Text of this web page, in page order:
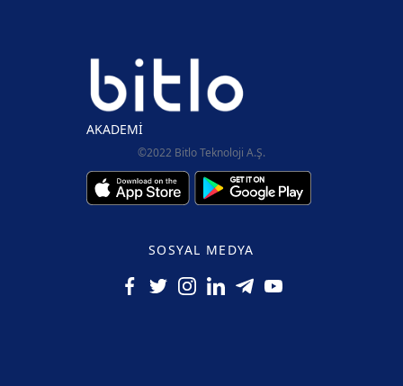
AKADEMİ
©2022 Bitlo Teknoloji A.Ş.
SOSYAL MEDYA